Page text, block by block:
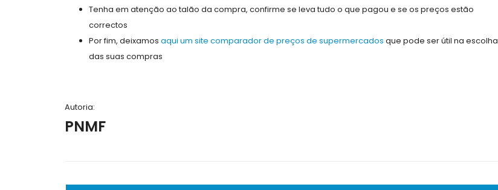
Tenha em atenção ao talão da compra, confirme se leva tudo o que pagou e se os preços estão
correctos
Por fim, deixamos aqui um site comparador de preços de supermercados que pode ser útil na escolha
das suas compras
Autoria:
PNMF